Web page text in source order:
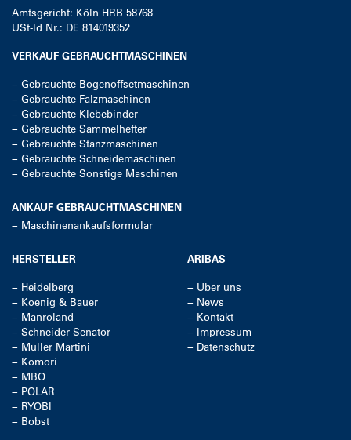
Amtsgericht: Köln HRB 58768
USt-Id Nr.: DE 814019352
VERKAUF GEBRAUCHTMASCHINEN
− Gebrauchte Bogenoffsetmaschinen
− Gebrauchte Falzmaschinen
− Gebrauchte Klebebinder
− Gebrauchte Sammelhefter
− Gebrauchte Stanzmaschinen
− Gebrauchte Schneidemaschinen
− Gebrauchte Sonstige Maschinen
ANKAUF GEBRAUCHTMASCHINEN
− Maschinenankaufsformular
HERSTELLER
− Heidelberg
− Koenig & Bauer
− Manroland
− Schneider Senator
− Müller Martini
− Komori
− MBO
− POLAR
− RYOBI
− Bobst
ARIBAS
− Über uns
− News
− Kontakt
− Impressum
− Datenschutz